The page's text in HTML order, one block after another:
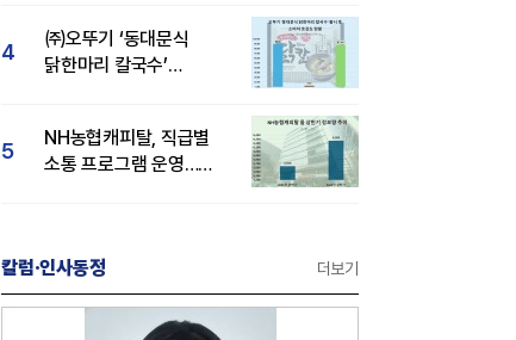
4
㈜오뚜기 ‘동대문식
닭한마리 칼국수’
5
NH농협캐피탈, 직급별
소통 프로그램 운영…
칼럼·인사동정 더보기